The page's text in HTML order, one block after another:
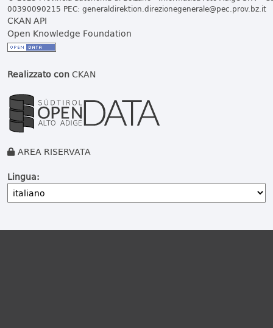
00390090215 PEC: generaldirektion.direzionegenerale@pec.prov.bz.it
CKAN API
Open Knowledge Foundation
Realizzato conCKAN
AREA RISERVATA
Lingua